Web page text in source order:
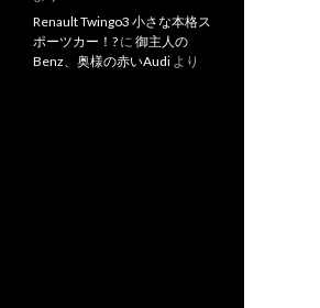
Renault Twingo3 小さな本格ス
ポーツカー！? に 御主人の
Benz、奥様の赤いAudi より